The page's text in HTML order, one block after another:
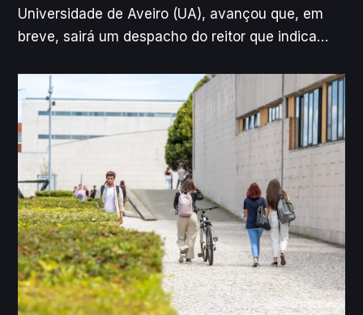
Universidade de Aveiro (UA), avançou que, em
breve, sairá um despacho do reitor que indica
curriculares de cada curso devem passar a ter
Inteligência Artificial incorporada a partir do
próximo ano letivo. Segundo explica o
responsável, o objetivo é que não haja “nenhum
estudante [que] passe pela UA que não saiba
utilizar bem e fazer bem algo usando esta
ferramenta”.